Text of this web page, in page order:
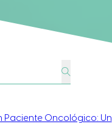
Paciente Oncológico: Un